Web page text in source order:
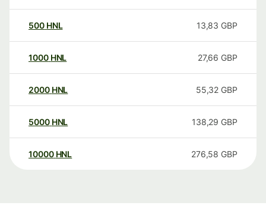
500 HNL 13,83 GBP
1000 HNL 27,66 GBP
2000 HNL 55,32 GBP
5000 HNL 138,29 GBP
10000 HNL 276,58 GBP